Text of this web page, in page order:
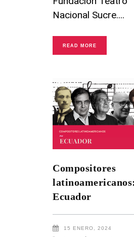
Nacional Sucre.
READ MORE
Compositores
latinoamericanos:
Ecuador
15 ENERO, 2024